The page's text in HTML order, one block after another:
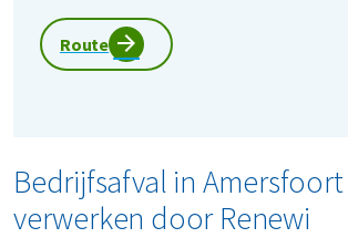
Route
Bedrijfsafval in
verwerken door Renewi